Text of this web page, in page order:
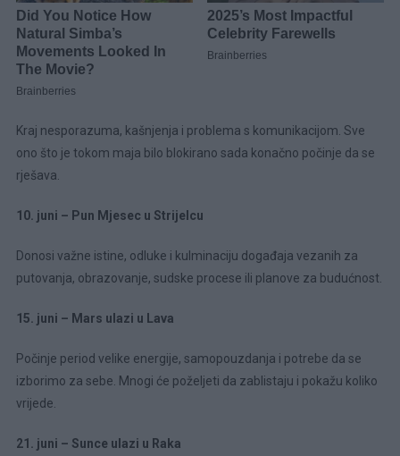
Kraj nesporazuma, kašnjenja i problema s komunikacijom. Sve
ono što je tokom maja bilo blokirano sada konačno počinje da se
rješava.
10. juni – Pun Mjesec u Strijelcu
Donosi važne istine, odluke i kulminaciju događaja vezanih za
putovanja, obrazovanje, sudske procese ili planove za budućnost.
15. juni – Mars ulazi u Lava
Počinje period velike energije, samopouzdanja i potrebe da se
izborimo za sebe. Mnogi će poželjeti da zablistaju i pokažu koliko
vrijede.
21. juni – Sunce ulazi u Raka